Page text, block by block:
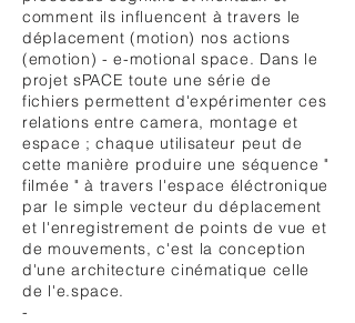
comment ils influencent à travers le
déplacement (motion) nos actions
(emotion) - e-motional space. Dans le
projet sPACE toute une série de
fichiers permettent d'expérimenter ces
relations entre camera, montage et
espace ; chaque utilisateur peut de
cette manière produire une séquence "
filmée " à travers l'espace éléctronique
par le simple vecteur du déplacement
et l'enregistrement de points de vue et
de mouvements, c'est la conception
d'une architecture cinématique celle
de l'e.space.
-